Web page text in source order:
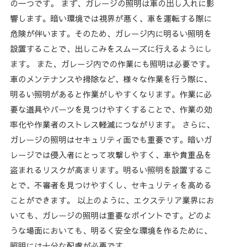
の一つです。 まず、ガレージの照明は車の出し入れに影
響します。暗い環境では視界が悪く、車を運転する際に
危険が伴います。そのため、ガレージ内に明るい照明を
設置することで、出しこみをスムーズに行えるようにし
ます。 また、ガレージ内での作業にも照明は必要です。
車のメンテナンスや掃除など、様々な作業を行う際に、
明るい照明があると作業がしやすくなります。作業に必
要な道具やパーツを見つけやすくすることで、作業の効
率化や作業者のストレス軽減につながります。 さらに、
ガレージの照明はセキュリティ面でも重要です。暗いガ
レージでは侵入者にとって攻撃しやすく、車や貴重品を
盗まれるリスクが高まります。明るい照明を設置するこ
とで、不審者を見つけやすくし、セキュリティを高める
ことができます。 以上のように、エクステリア業界にお
いても、ガレージの照明は重要なポイントです。どのよ
うな場面においても、明るく安全な環境を作るために、